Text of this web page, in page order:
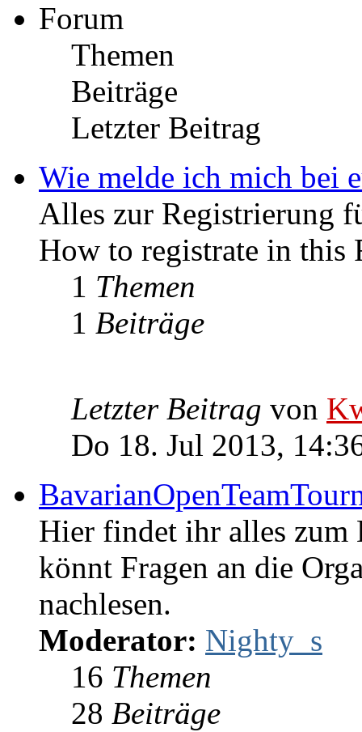
Forum
Themen
Beiträge
Letzter Beitrag
Wie melde ich mich bei
Alles zur Registrierung
How to registrate in this
1 Themen
1 Beiträge
Letzter Beitrag von
Do 18. Jul 2013,
Hier findet ihr alles zum
könnt Fragen an die
nachlesen.
Moderator: Nighty_s
16 Themen
28 Beiträge